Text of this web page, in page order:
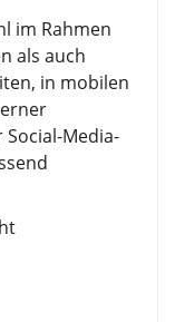
im Rahmen
als auch
in mobilen
Social-Media-